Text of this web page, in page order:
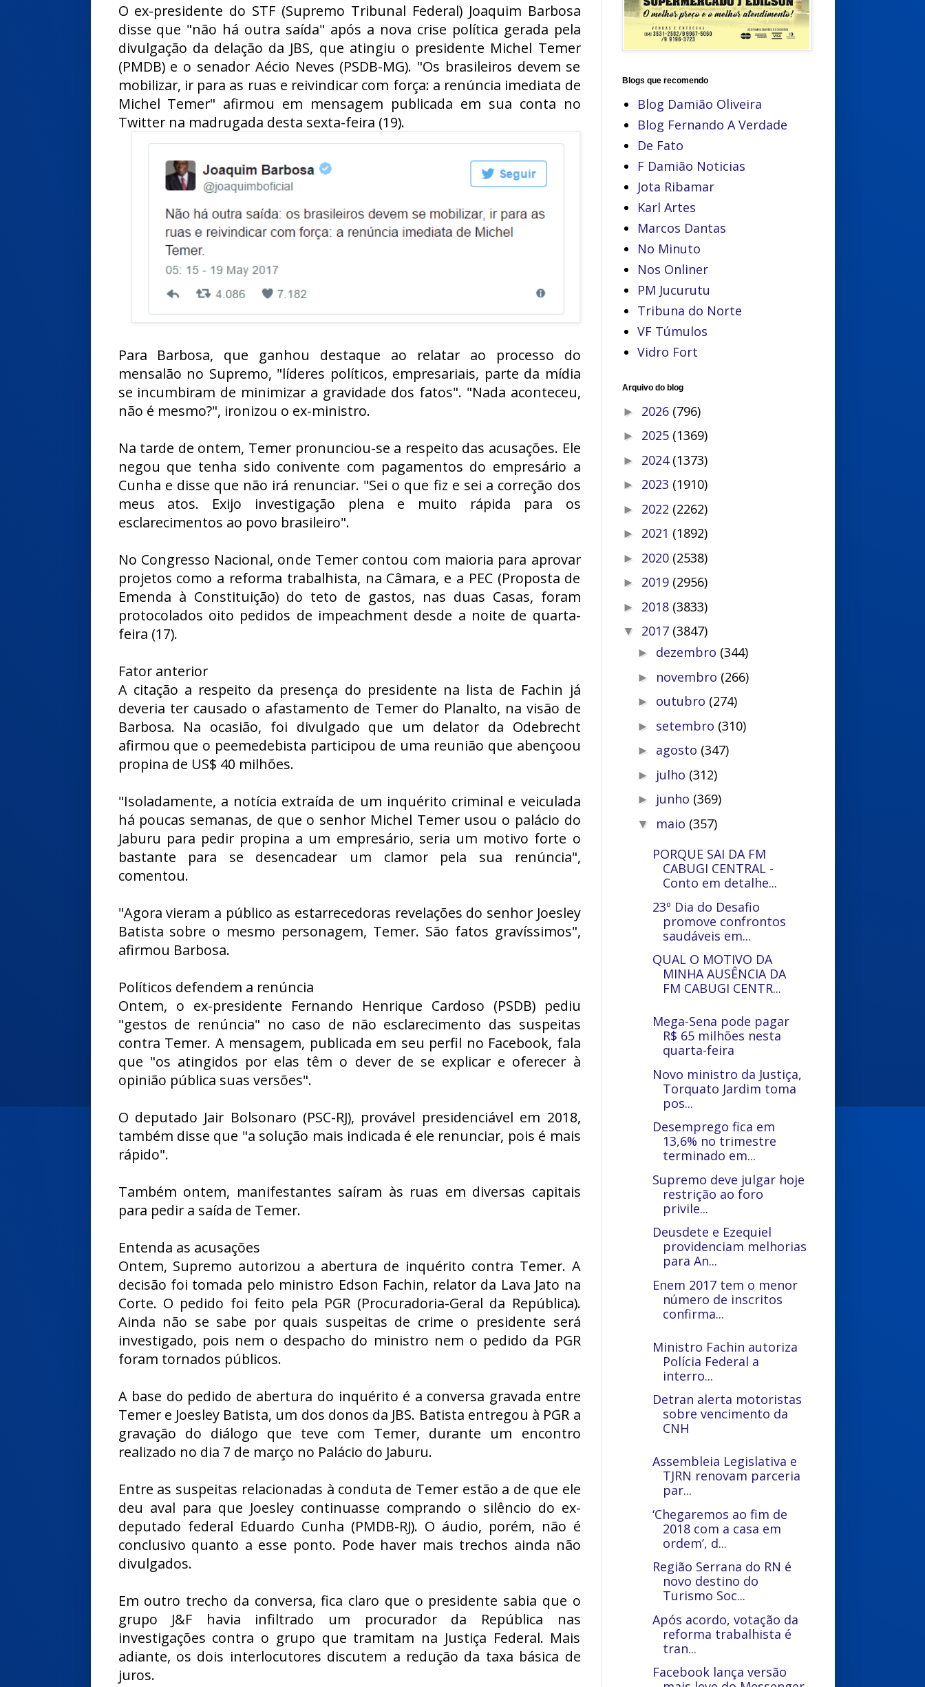
O ex-presidente do STF (Supremo Tribunal Federal) Joaquim Barbosa
disse que "não há outra saída" após a nova crise política gerada pela
divulgação da delação da JBS, que atingiu o presidente Michel Temer
(PMDB) e o senador Aécio Neves (PSDB-MG). "Os brasileiros devem se
mobilizar, ir para as ruas e reivindicar com força: a renúncia imediata de
Michel Temer" afirmou em mensagem publicada em sua conta no
Twitter na madrugada desta sexta-feira (19).
Para Barbosa, que ganhou destaque ao relatar ao processo do
mensalão no Supremo, "líderes políticos, empresariais, parte da mídia
se incumbiram de minimizar a gravidade dos fatos". "Nada aconteceu,
não é mesmo?", ironizou o ex-ministro.
Na tarde de ontem, Temer pronunciou-se a respeito das acusações. Ele
negou que tenha sido conivente com pagamentos do empresário a
Cunha e disse que não irá renunciar. "Sei o que fiz e sei a correção dos
meus atos. Exijo investigação plena e muito rápida para os
esclarecimentos ao povo brasileiro".
No Congresso Nacional, onde Temer contou com maioria para aprovar
projetos como a reforma trabalhista, na Câmara, e a PEC (Proposta de
Emenda à Constituição) do teto de gastos, nas duas Casas, foram
protocolados oito pedidos de impeachment desde a noite de quarta-
feira (17).
Fator anterior
A citação a respeito da presença do presidente na lista de Fachin já
deveria ter causado o afastamento de Temer do Planalto, na visão de
Barbosa. Na ocasião, foi divulgado que um delator da Odebrecht
afirmou que o peemedebista participou de uma reunião que abençoou
propina de US$ 40 milhões.
"Isoladamente, a notícia extraída de um inquérito criminal e veiculada
há poucas semanas, de que o senhor Michel Temer usou o palácio do
Jaburu para pedir propina a um empresário, seria um motivo forte o
bastante para se desencadear um clamor pela sua renúncia",
comentou.
"Agora vieram a público as estarrecedoras revelações do senhor Joesley
Batista sobre o mesmo personagem, Temer. São fatos gravíssimos",
afirmou Barbosa.
Políticos defendem a renúncia
Ontem, o ex-presidente Fernando Henrique Cardoso (PSDB) pediu
"gestos de renúncia" no caso de não esclarecimento das suspeitas
contra Temer. A mensagem, publicada em seu perfil no Facebook, fala
que "os atingidos por elas têm o dever de se explicar e oferecer à
opinião pública suas versões".
O deputado Jair Bolsonaro (PSC-RJ), provável presidenciável em 2018,
também disse que "a solução mais indicada é ele renunciar, pois é mais
rápido".
Também ontem, manifestantes saíram às ruas em diversas capitais
para pedir a saída de Temer.
Entenda as acusações
Ontem, Supremo autorizou a abertura de inquérito contra Temer. A
decisão foi tomada pelo ministro Edson Fachin, relator da Lava Jato na
Corte. O pedido foi feito pela PGR (Procuradoria-Geral da República).
Ainda não se sabe por quais suspeitas de crime o presidente será
investigado, pois nem o despacho do ministro nem o pedido da PGR
foram tornados públicos.
A base do pedido de abertura do inquérito é a conversa gravada entre
Temer e Joesley Batista, um dos donos da JBS. Batista entregou à PGR a
gravação do diálogo que teve com Temer, durante um encontro
realizado no dia 7 de março no Palácio do Jaburu.
Entre as suspeitas relacionadas à conduta de Temer estão a de que ele
deu aval para que Joesley continuasse comprando o silêncio do ex-
deputado federal Eduardo Cunha (PMDB-RJ). O áudio, porém, não é
conclusivo quanto a esse ponto. Pode haver mais trechos ainda não
divulgados.
Em outro trecho da conversa, fica claro que o presidente sabia que o
grupo J&F havia infiltrado um procurador da República nas
investigações contra o grupo que tramitam na Justiça Federal. Mais
adiante, os dois interlocutores discutem a redução da taxa básica de
juros.
Blogs que recomendo
Blog Damião Oliveira
Blog Fernando A Verdade
De Fato
F Damião Noticias
Jota Ribamar
Karl Artes
Marcos Dantas
No Minuto
Nos Onliner
PM Jucurutu
Tribuna do Norte
VF Túmulos
Vidro Fort
Arquivo do blog
► 2026 (796)
► 2025 (1369)
► 2024 (1373)
► 2023 (1910)
► 2022 (2262)
► 2021 (1892)
► 2020 (2538)
► 2019 (2956)
► 2018 (3833)
▼ 2017 (3847)
► dezembro (344)
► novembro (266)
► outubro (274)
► setembro (310)
► agosto (347)
► julho (312)
► junho (369)
▼ maio (357)
PORQUE SAI DA FM
CABUGI CENTRAL -
Conto em detalhe...
23º Dia do Desafio
promove confrontos
saudáveis em...
QUAL O MOTIVO DA
MINHA AUSÊNCIA DA
FM CABUGI CENTR...
Mega-Sena pode pagar
R$ 65 milhões nesta
quarta-feira
Novo ministro da Justiça,
Torquato Jardim toma
pos...
Desemprego fica em
13,6% no trimestre
terminado em...
Supremo deve julgar hoje
restrição ao foro
privile...
Deusdete e Ezequiel
providenciam melhorias
para An...
Enem 2017 tem o menor
número de inscritos
confirma...
Ministro Fachin autoriza
Polícia Federal a
interro...
Detran alerta motoristas
sobre vencimento da
CNH
Assembleia Legislativa e
TJRN renovam parceria
par...
‘Chegaremos ao fim de
2018 com a casa em
ordem’, d...
Região Serrana do RN é
novo destino do
Turismo Soc...
Após acordo, votação da
reforma trabalhista é
tran...
Facebook lança versão